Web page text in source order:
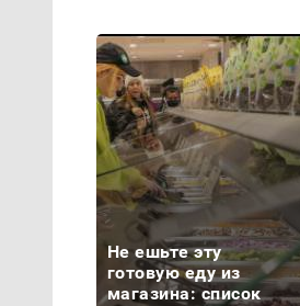
Не ешьте эту
готовую еду из
магазина: список